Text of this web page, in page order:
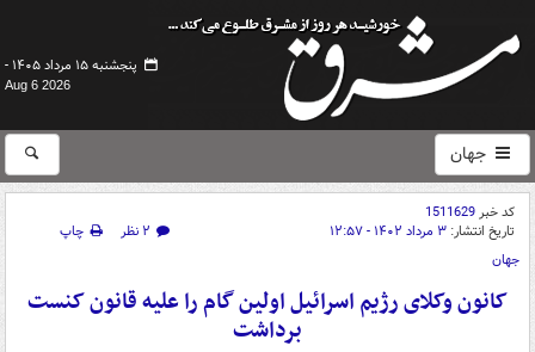
پنجشنبه ۱۵ مرداد ۱۴۰۵ -
Aug 6 2026
جهان
کد خبر1511629
تاریخ انتشار: ۳ مرداد ۱۴۰۲ - ۱۲:۵۷ ۲ نظر
چاپ
جهان
کانون وکلای رژیم اسرائیل اولین گام را علیه قانون کنست
برداشت